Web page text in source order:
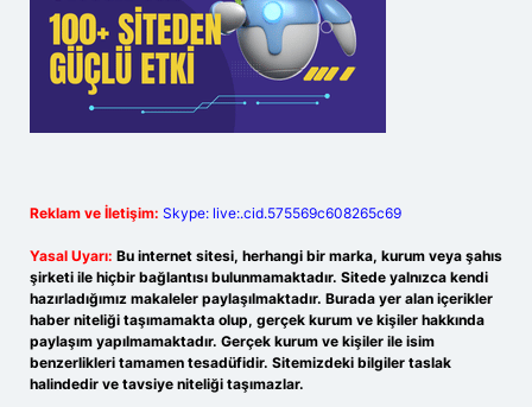
Reklam ve İletişim: Skype: live:.cid.575569c608265c69
Yasal Uyarı: Bu internet sitesi, herhangi bir marka, kurum veya şahıs
şirketi ile hiçbir bağlantısı bulunmamaktadır. Sitede yalnızca kendi
hazırladığımız makaleler paylaşılmaktadır. Burada yer alan içerikler
haber niteliği taşımamakta olup, gerçek kurum ve kişiler hakkında
paylaşım yapılmamaktadır. Gerçek kurum ve kişiler ile isim
benzerlikleri tamamen tesadüfidir. Sitemizdeki bilgiler taslak
halindedir ve tavsiye niteliği taşımazlar.